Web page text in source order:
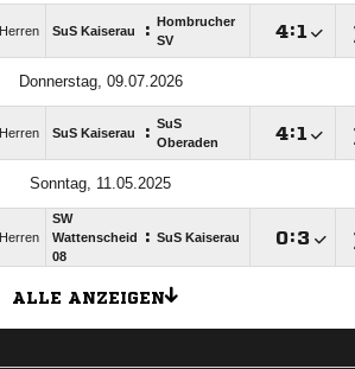
Herren SuS Kaiserau :
Hombrucher
SV
:
Donnerstag, 09.07.2026
Herren SuS Kaiserau : SuS
Oberaden
:
Sonntag, 11.05.2025
Herren
SW
Wattenscheid
08
: SuS Kaiserau :
ALLE ANZEIGEN